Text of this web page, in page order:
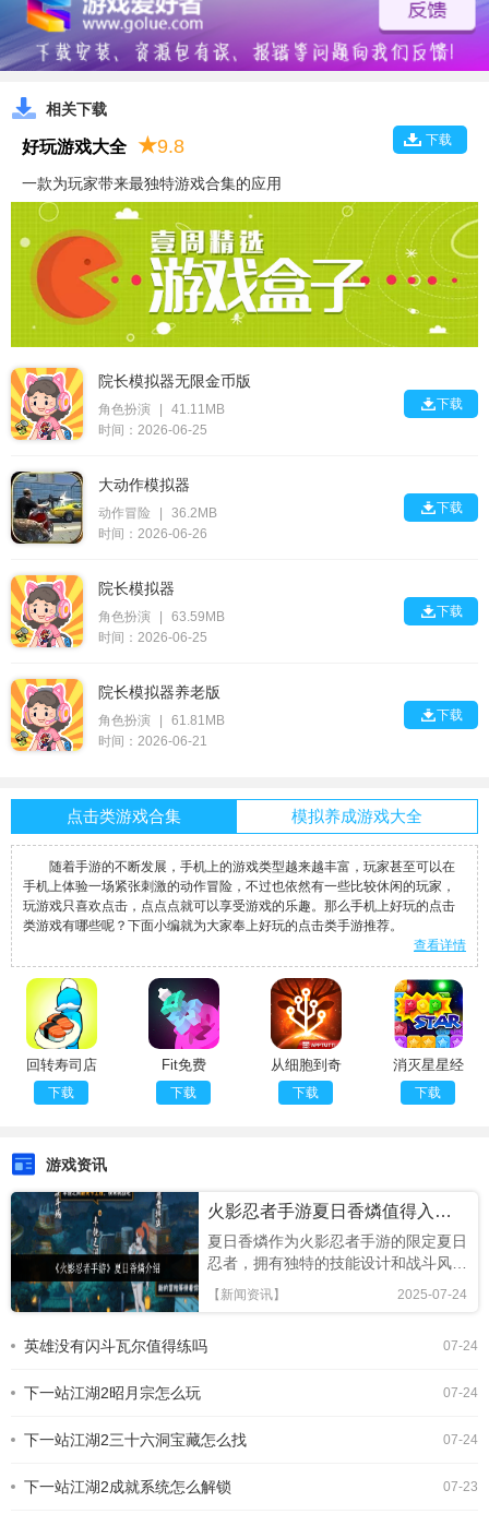
相关下载
下载
好玩游戏大全 ★9.8
一款为玩家带来最独特游戏合集的应用
院长模拟器无限金币版
角色扮演
41.11MB
时间：2026-06-25
下载
大动作模拟器
动作冒险
36.2MB
时间：2026-06-26
下载
院长模拟器
角色扮演
63.59MB
时间：2026-06-25
下载
院长模拟器养老版
角色扮演
61.81MB
时间：2026-06-21
下载
点击类游戏合集 模拟养成游戏大全
​随着手游的不断发展，手机上的游戏类型越来越丰富，玩家甚至可以在
手机上体验一场紧张刺激的动作冒险，不过也依然有一些比较休闲的玩家，
玩游戏只喜欢点击，点点点就可以享受游戏的乐趣。那么手机上好玩的点击
类游戏有哪些呢？下面小编就为大家奉上好玩的点击类手游推荐。
查看详情
回转寿司店
内置菜单版
下载
Fit免费
下载
从细胞到奇
点官方正版
下载
消灭星星经
典旧版
2017
下载
游戏资讯
火影忍者手游夏日香燐值得入手吗
夏日香燐作为火影忍者手游的限定夏日
忍者，拥有独特的技能设计和战斗风
格，本文将从技能解析、连招技巧及竞
技场表现全面评估，助你判断是否值得
基础攻击方面，夏日香燐的普攻为五段
主，具备良好的起手能力，第三段下劈
段持续输出中，锁链从地面穿出进行终
中效果。需要注意的是，最后一段
2025-07-24
【新闻资讯】
07-24
英雄没有闪斗瓦尔值得练吗
07-24
下一站江湖2昭月宗怎么玩
07-24
下一站江湖2三十六洞宝藏怎么找
07-23
下一站江湖2成就系统怎么解锁